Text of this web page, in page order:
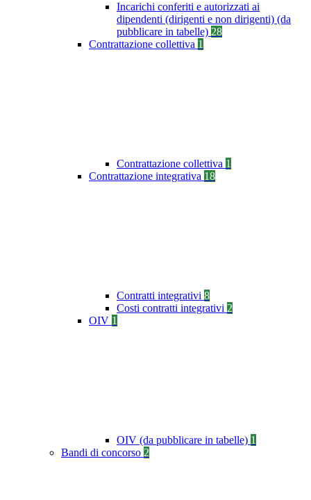
Incarichi conferiti e autorizzati ai
dipendenti (dirigenti e non dirigenti) (da
pubblicare in tabelle) 28
Contrattazione collettiva 1
Contrattazione collettiva 1
Contrattazione integrativa 18
Contratti integrativi 8
Costi contratti integrativi 2
OIV 1
OIV (da pubblicare in tabelle) 1
Bandi di concorso 2